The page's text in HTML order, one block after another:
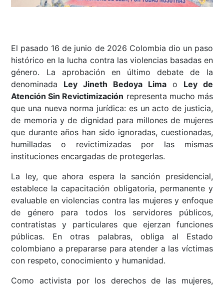
El pasado 16 de junio de 2026 Colombia dio un paso
histórico en la lucha contra las violencias basadas en
género. La aprobación en último debate de la
denominada Ley Jineth Bedoya Limao Ley de
Atención Sin Revictimización representa mucho más
que una nueva norma jurídica: es un acto de justicia,
de memoria y de dignidad para millones de mujeres
que durante años han sido ignoradas, cuestionadas,
humilladas o revictimizadas por las mismas
instituciones encargadas de protegerlas.
La ley, que ahora espera la sanción presidencial,
establece la capacitación obligatoria, permanente y
evaluable en violencias contra las mujeres y enfoque
de género para todos los servidores públicos,
contratistas y particulares que ejerzan funciones
públicas. En otras palabras, obliga al Estado
colombiano a prepararse para atender a las víctimas
con respeto, conocimiento y humanidad.
Como activista por los derechos de las mujeres,